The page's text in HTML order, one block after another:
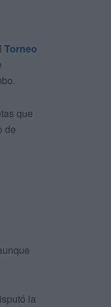
Torneo
que
de
la